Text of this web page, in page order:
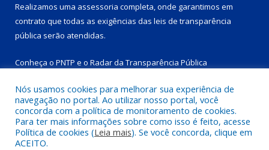
Realizamos uma assessoria completa, onde garantimos em
contrato que todas as exigências das leis de transparência
pública serão atendidas.
Conheça o PNTP e o Radar da Transparência Pública
Todos os direitos reservados a Prefeitura Municipal de
Salinópolis.
Nós usamos cookies para melhorar sua experiência de
navegação no portal. Ao utilizar nosso portal, você
concorda com a política de monitoramento de cookies.
Para ter mais informações sobre como isso é feito, acesse
Política de cookies (Leia mais). Se você concorda, clique em
ACEITO.